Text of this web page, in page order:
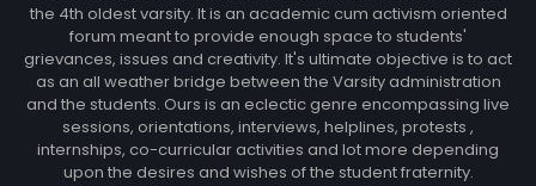
the 4th oldest varsity. It is an academic cum activism oriented
forum meant to provide enough space to students'
grievances, issues and creativity. It's ultimate objective is to act
as an all weather bridge between the Varsity administration
and the students. Ours is an eclectic genre encompassing live
sessions, orientations, interviews, helplines, protests ,
internships, co-curricular activities and lot more depending
upon the desires and wishes of the student fraternity.